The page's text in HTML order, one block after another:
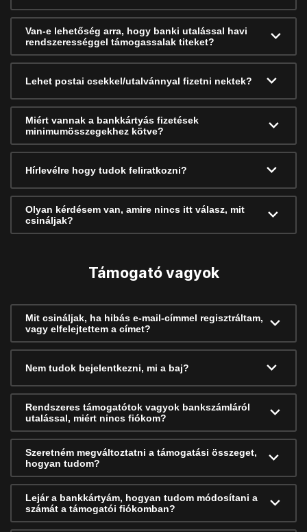
Van-e lehetőség arra, hogy banki utalással havi
rendszerességgel támogassalak titeket?
Lehet postai csekkel/utalvánnyal fizetni nektek?
Miért vannak a bankkártyás fizetések
minimumösszegekhez kötve?
Hírlevélre hogy tudok feliratkozni?
Olyan kérdésem van, amire nincs itt válasz, mit
csináljak?
Támogató vagyok
Mit csináljak, ha hibás e-mail-címmel regisztráltam,
vagy elfelejtettem a címet?
Nem tudok bejelentkezni, mi a baj?
Rendszeres támogatótok vagyok bankszámláról
utalással, miért nincs fiókom?
Szeretném megváltoztatni a támogatási összeget,
hogyan tudom?
Lejár a bankkártyám, hogyan tudom módosítani a
számát a támogatói fiókomban?